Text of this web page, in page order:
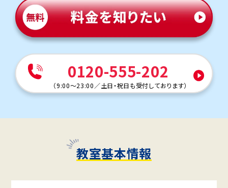
0120-555-202
（9:00～23:00 ／土日・祝日も受付しております）
教室基本情報